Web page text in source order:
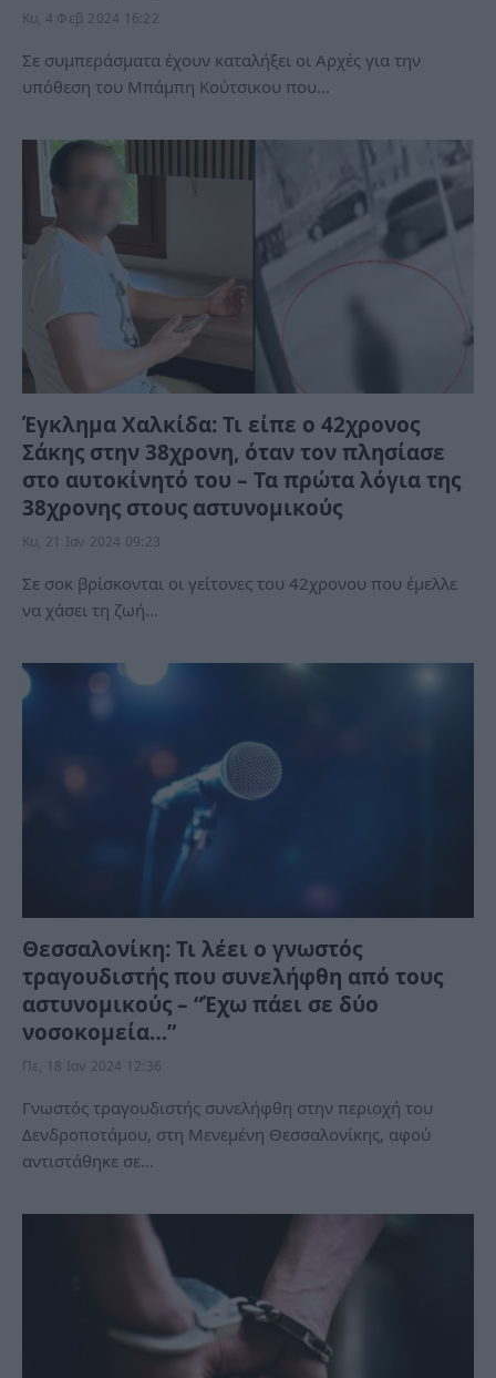
Κυ, 4 Φεβ 2024 16:22
Σε συμπεράσματα έχουν καταλήξει οι Αρχές για την
υπόθεση του Μπάμπη Κούτσικου που…
Έγκλημα Χαλκίδα: Τι είπε ο 42χρονος
Σάκης στην 38χρονη, όταν τον πλησίασε
στο αυτοκίνητό του – Τα πρώτα λόγια της
38χρονης στους αστυνομικούς
Κυ, 21 Ιαν 2024 09:23
Σε σοκ βρίσκονται οι γείτονες του 42χρονου που έμελλε
να χάσει τη ζωή…
Θεσσαλονίκη: Τι λέει ο γνωστός
τραγουδιστής που συνελήφθη από τους
αστυνομικούς – “Έχω πάει σε δύο
νοσοκομεία…”
Πε, 18 Ιαν 2024 12:36
Γνωστός τραγουδιστής συνελήφθη στην περιοχή του
Δενδροποτάμου, στη Μενεμένη Θεσσαλονίκης, αφού
αντιστάθηκε σε…